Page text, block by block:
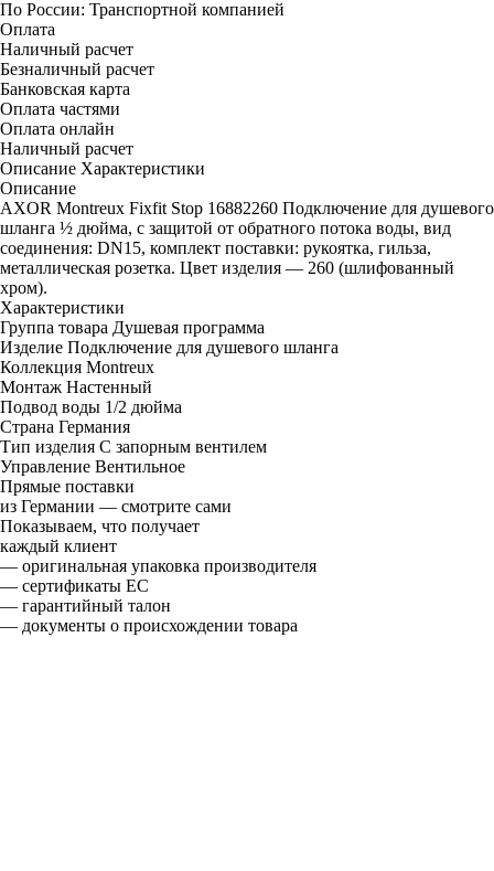
По России: Транспортной компанией
Оплата
Наличный расчет
Безналичный расчет
Банковская карта
Оплата частями
Оплата онлайн
Наличный расчет
Описание Характеристики
Описание
AXOR Montreux Fixfit Stop 16882260 Подключение для душевого
шланга ½ дюйма, с защитой от обратного потока воды, вид
соединения: DN15, комплект поставки: рукоятка, гильза,
металлическая розетка. Цвет изделия — 260 (шлифованный
хром).
Характеристики
Группа товара Душевая программа
Изделие Подключение для душевого шланга
Коллекция Montreux
Монтаж Настенный
Подвод воды 1/2 дюйма
Страна Германия
Тип изделия С запорным вентилем
Управление Вентильное
Прямые поставки
из Германии — смотрите сами
Показываем, что получает
каждый клиент
— оригинальная упаковка производителя
— сертификаты ЕС
— гарантийный талон
— документы о происхождении товара